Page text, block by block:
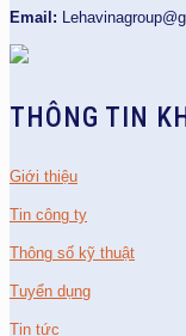
Email:
THÔNG TIN
Giới thiệu
Tin công ty
Thông số kỹ thuật
Tuyển dụng
Tin tức